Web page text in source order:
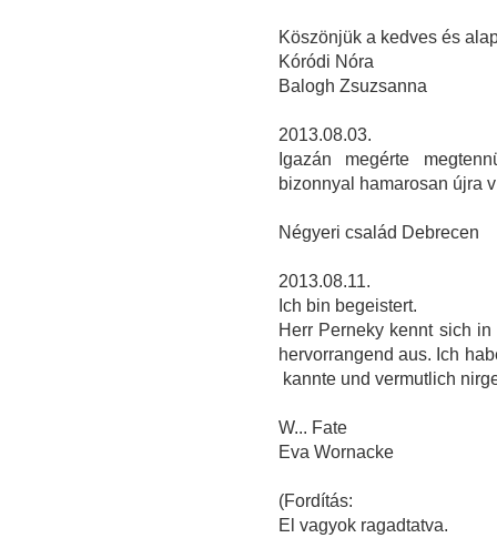
Köszönjük a kedves és
Kóródi Nóra
Balogh Zsuzsanna
2013.08.03.
Igazán megérte
bizonnyal hamarosan újra
Négyeri család Debrecen
2013.08.11.
Ich bin begeistert.
Herr Perneky kennt sich
hervorrangend aus. Ich
kannte und vermutlich
W... Fate
Eva Wornacke
(Fordítás:
El vagyok ragadtatva.